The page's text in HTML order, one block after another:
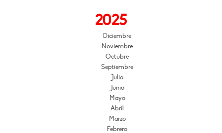
2025
Diciembre
Noviembre
Octubre
Septiembre
Julio
Junio
Mayo
Abril
Marzo
Febrero